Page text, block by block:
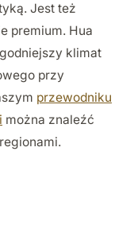
Jest też
premium. Hua
klimat
przy
przewodniku
można znaleźć